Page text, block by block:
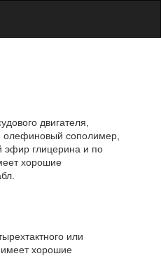
двигателя,
олефиновый сополимер,
эфир глицерина и по
хорошие
или
имеет хорошие